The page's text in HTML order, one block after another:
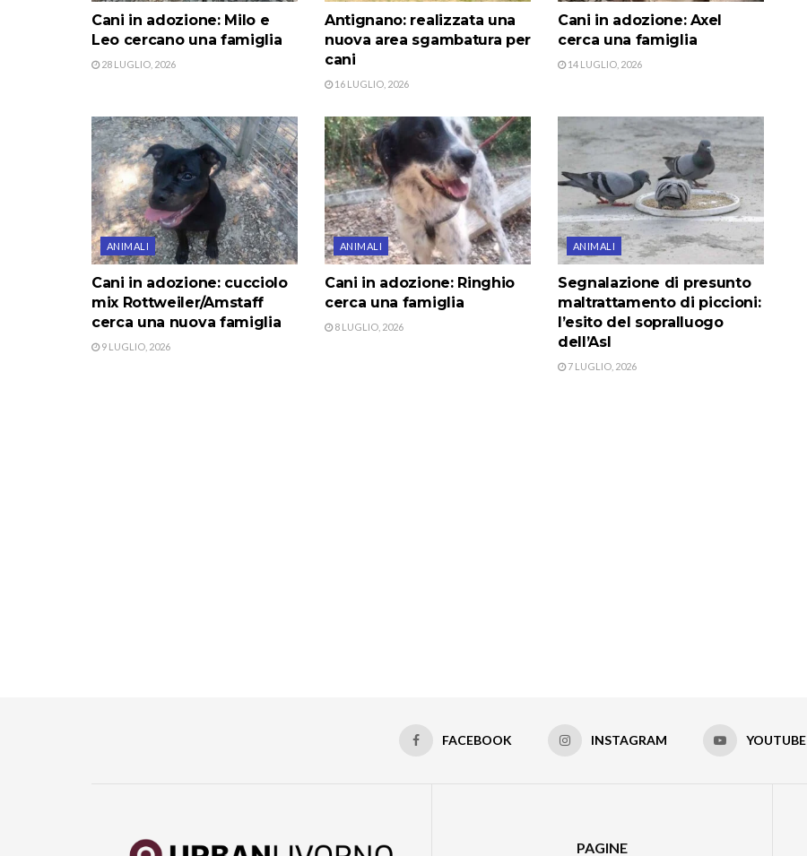
Cani in adozione: Milo e
Leo cercano una famiglia
28 LUGLIO, 2026
Antignano: realizzata una
nuova area sgambatura per
cani
16 LUGLIO, 2026
Cani in adozione: Axel
cerca una famiglia
14 LUGLIO, 2026
ANIMALI
Cani in adozione: cucciolo
mix Rottweiler/Amstaff
cerca una nuova famiglia
9 LUGLIO, 2026
ANIMALI
Cani in adozione: Ringhio
cerca una famiglia
8 LUGLIO, 2026
ANIMALI
Segnalazione di presunto
maltrattamento di piccioni:
l’esito del sopralluogo
dell’Asl
7 LUGLIO, 2026
FACEBOOK INSTAGRAM YOUTUBE
PAGINE